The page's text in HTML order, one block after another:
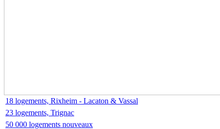
18 logements, Rixheim - Lacaton & Vassal
23 logements, Trignac
50 000 logements nouveaux